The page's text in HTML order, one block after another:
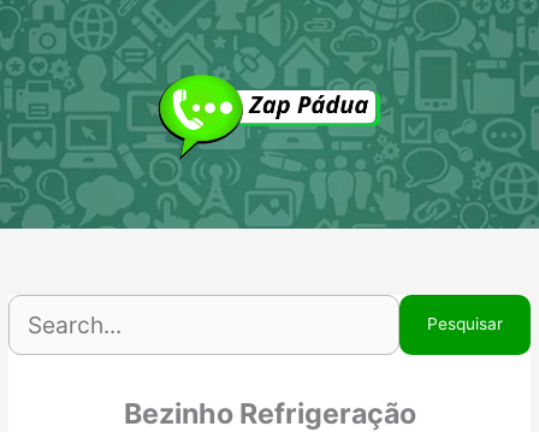
Ir
para
o
conteúdo
Bezinho Refrigeração